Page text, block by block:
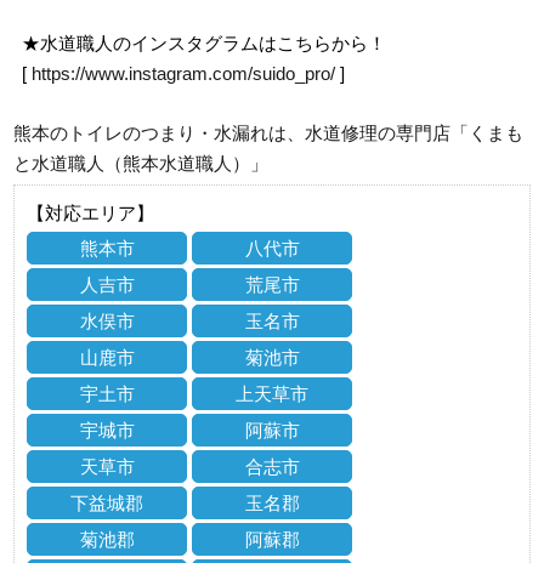
★水道職人のインスタグラムはこちらから！
[ https://www.instagram.com/suido_pro/ ]
熊本のトイレのつまり・水漏れは、水道修理の専門店「くまも
と水道職人（熊本水道職人）」
【対応エリア】
熊本市
八代市
人吉市
荒尾市
水俣市
玉名市
山鹿市
菊池市
宇土市
上天草市
宇城市
阿蘇市
天草市
合志市
下益城郡
玉名郡
菊池郡
阿蘇郡